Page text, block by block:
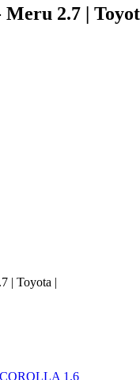
2.7 |
| Toyota |